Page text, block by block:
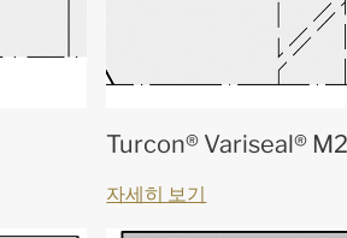
Turcon® Variseal® M2
자세히 보기